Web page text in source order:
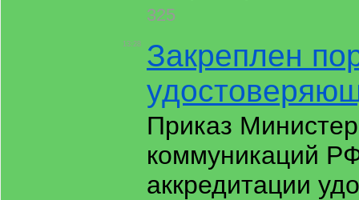
325
13:28
Закреплен
Приказ
коммуникаций
аккредитации